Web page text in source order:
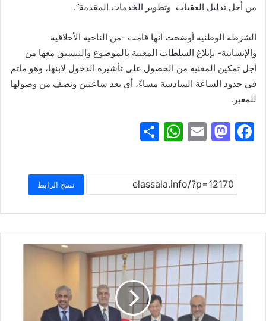
من أجل تذليل العقبات وتطوير الخدمات المقدمة”.
الشرطة الوطنية أوضحت أنها قامت -من الناحية الأخلاقية
والإنسانية- بإبلاغ السلطات المعنية بالموضوع والتنسيق معها من
أجل تمكين المعنية من الحصول على تأشيرة الدخول لابنها، وهو ماتم
في حدود الساعة السادسة مساءً، أي بعد ساعتين ونصف من وصولها
للمعبر.
F
c
e
b
o
o
k
M
st
o
d
o
n
E
ai
l
W
at
s
A
p
p
ar
e
نسخ الرابط